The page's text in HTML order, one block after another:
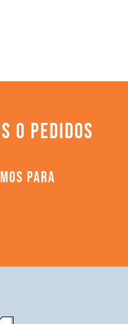
O PEDIDOS
PARA